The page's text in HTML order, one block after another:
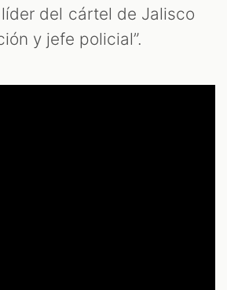
líder del cártel de Jalisco
y jefe policial”.